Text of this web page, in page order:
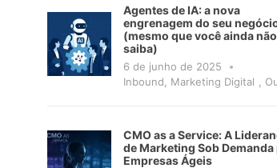
Agentes de IA: a nova
engrenagem do seu
(mesmo que você ainda não
saiba)
6 de junho de 2025
Inbound
Marketing Digital
CMO as a Service: A
de Marketing Sob Demanda
Empresas Ágeis